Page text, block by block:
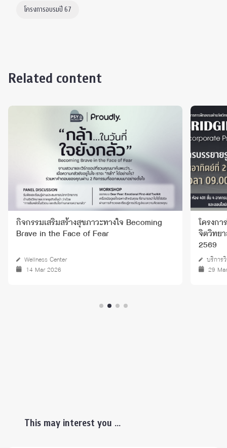
โครงการอบรมปี 67
Related content
โครงการฝึกอบรม เรื่อง "พื้นฐานและมุมมองทาง
จิตวิทยาสําหรับการร่วมมือข้ามศาสตร์" ประจำปี
บริการวิชาการ
29 Mar 2026
โครงก
จิตวิทย
บริการ
21
This may interest you ...